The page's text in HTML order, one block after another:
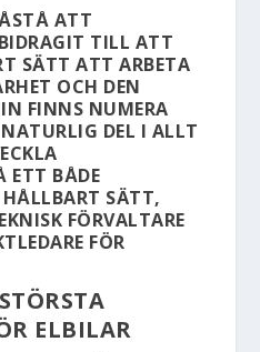
ATT
TILL ATT
SÄTT ATT ARBETA
OCH DEN
FINNS NUMERA
DEL I ALLT
ETT BÅDE
SÄTT,
FÖRVALTARE
FÖR
ELBILAR